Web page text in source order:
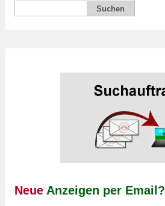
Neue Anzeigen per Email?